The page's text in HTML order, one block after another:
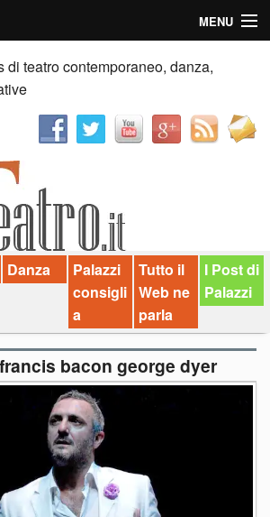
MENU
di teatro contemporaneo, danza,
Danza
Palazzi
consigli
a
Tutto il
Web ne
parla
I Post di
Palazzi
francis bacon george dyer